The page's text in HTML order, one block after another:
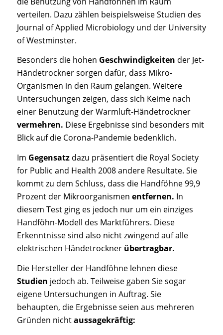
verteilen. Dazu zählen beispielsweise Studien des
Journal of Applied Microbiology und der University
of Westminster.
Besonders die hohen Geschwindigkeiten der Jet-
Händetrockner sorgen dafür, dass Mikro-
Organismen in den Raum gelangen. Weitere
Untersuchungen zeigen, dass sich Keime nach
einer Benutzung der Warmluft-Händetrockner
vermehren. Diese Ergebnisse sind besonders mit
Blick auf die Corona-Pandemie bedenklich.
Im Gegensatzdazu präsentiert die Royal Society
for Public and Health 2008 andere Resultate. Sie
kommt zu dem Schluss, dass die Handföhne 99,9
Prozent der Mikroorganismen entfernen. In
diesem Test ging es jedoch nur um ein einziges
Handföhn-Modell des Marktführers. Diese
Erkenntnisse sind also nicht zwingend auf alle
elektrischen Händetrockner übertragbar.
Die Hersteller der Handföhne lehnen diese
Studien jedoch ab. Teilweise gaben Sie sogar
eigene Untersuchungen in Auftrag. Sie
behaupten, die Ergebnisse seien aus mehreren
Gründen nichtaussagekräftig: